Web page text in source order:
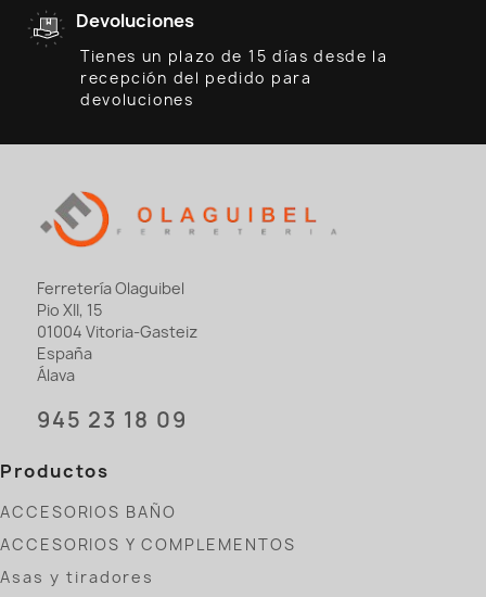
Devoluciones
Tienes un plazo de 15 días desde la
recepción del pedido para
devoluciones
Ferretería Olaguibel
Pio XII, 15
01004 Vitoria-Gasteiz
España
Álava
945 23 18 09
Productos
ACCESORIOS BAÑO
ACCESORIOS Y COMPLEMENTOS
Asas y tiradores